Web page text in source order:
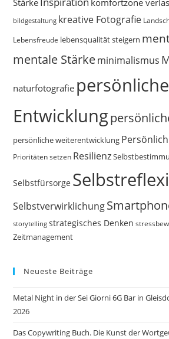
Stärke komfortzone
bildgestaltung kreative Fotografie
Lebensfreude lebensqualität steigern
mentale Stärkeminimalismus
naturfotografie persönliche
Entwicklung
persönliche weiterentwicklung
Prioritäten setzen Resilienz
Selbstfürsorge
Selbstverwirklichung
storytelling strategisches Denken
Zeitmanagement
Neueste Beiträge
Metal Night in der Sei Giorni 6G Bar in
2026
Das Copywriting Buch. Die Kunst der